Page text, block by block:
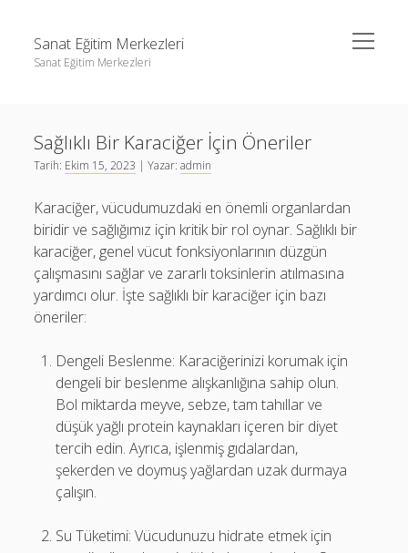
Sanat Eğitim Merkezleri
Sanat Eğitim Merkezleri
menüyü
aç
Sayfa Listesi
Youtube Abone Kasma Ücretsiz
Sayfa Listesi
Youtube Abone Kasma Ücretsiz
Sağlıklı Bir Karaciğer İçin Öneriler
Tarih: Ekim 15, 2023 | Yazar:admin
Karaciğer, vücudumuzdaki en önemli organlardan
biridir ve sağlığımız için kritik bir rol oynar. Sağlıklı bir
karaciğer, genel vücut fonksiyonlarının düzgün
çalışmasını sağlar ve zararlı toksinlerin atılmasına
yardımcı olur. İşte sağlıklı bir karaciğer için bazı
öneriler:
Dengeli Beslenme: Karaciğerinizi korumak için
dengeli bir beslenme alışkanlığına sahip olun.
Bol miktarda meyve, sebze, tam tahıllar ve
düşük yağlı protein kaynakları içeren bir diyet
tercih edin. Ayrıca, işlenmiş gıdalardan,
şekerden ve doymuş yağlardan uzak durmaya
çalışın.
Su Tüketimi: Vücudunuzu hidrate etmek için